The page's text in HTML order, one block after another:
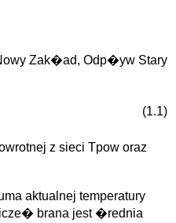
Zak�ad, Odp�yw Stary
(1.1)
z sieci Tpow oraz
aktualnej temperatury
brana jest �rednia